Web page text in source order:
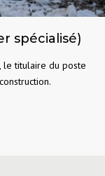
spécialisé)
le titulaire du poste